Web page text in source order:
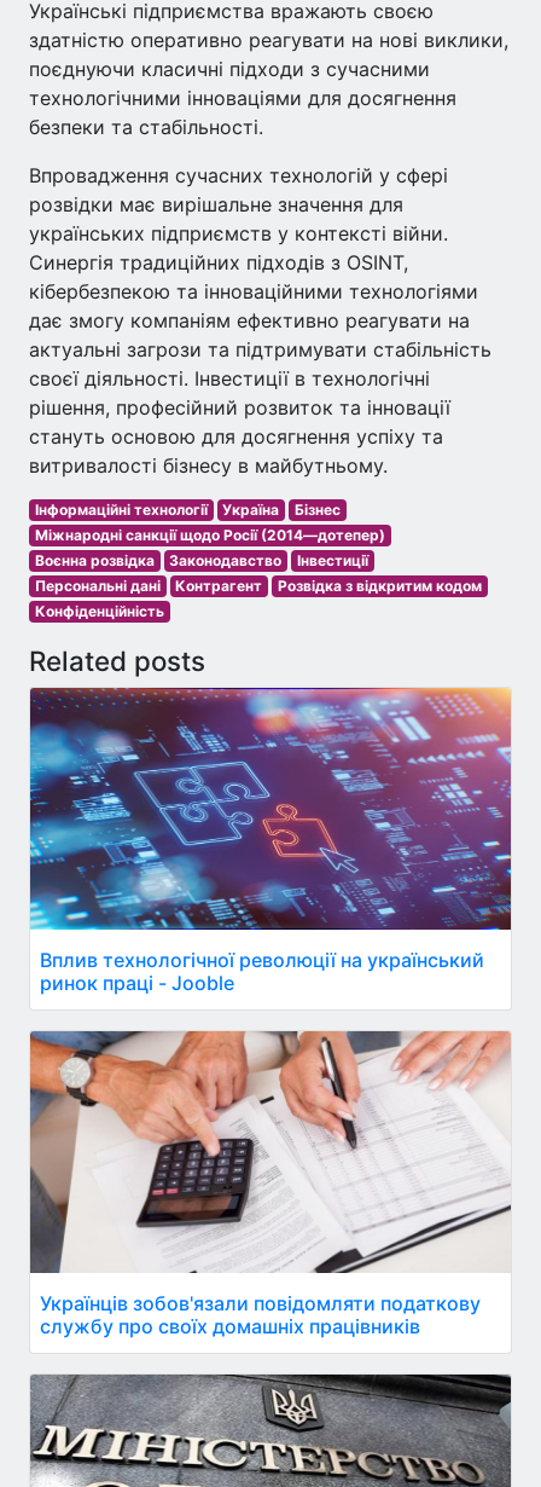
Українські підприємства вражають своєю
здатністю оперативно реагувати на нові виклики,
поєднуючи класичні підходи з сучасними
технологічними інноваціями для досягнення
безпеки та стабільності.
Впровадження сучасних технологій у сфері
розвідки має вирішальне значення для
українських підприємств у контексті війни.
Синергія традиційних підходів з OSINT,
кібербезпекою та інноваційними технологіями
дає змогу компаніям ефективно реагувати на
актуальні загрози та підтримувати стабільність
своєї діяльності. Інвестиції в технологічні
рішення, професійний розвиток та інновації
стануть основою для досягнення успіху та
витривалості бізнесу в майбутньому.
Інформаційні технології Україна
Бізнес
Міжнародні санкції щодо Росії (2014—дотепер)
Воєнна розвідка
Законодавство
Інвестиції
Персональні дані
Контрагент
Розвідка з відкритим кодом
Конфіденційність
Related posts
Вплив технологічної революції на український
ринок праці - Jooble
Українців зобов'язали повідомляти податкову
службу про своїх домашніх працівників